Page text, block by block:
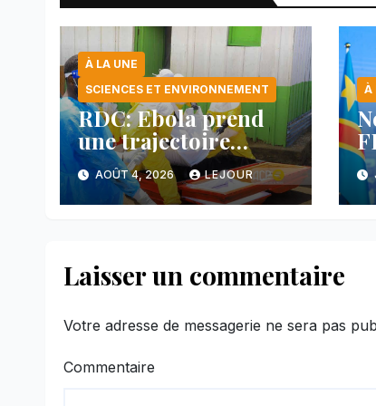
À LA UNE
SCIENCES ET ENVIRONNEMENT
RDC: Ebola prend
une trajectoire
inquiétante dans le
nord-est du pays
AOÛT 4, 2026 LEJOUR
À
Laisser un commentaire
Votre adresse de messagerie ne sera pas
Commentaire